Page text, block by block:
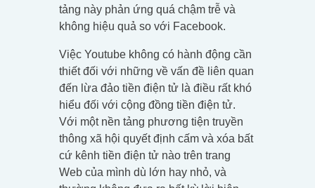
tảng này phản ứng quá chậm trễ và
không hiệu quả so với Facebook.
Việc Youtube không có hành động cần
thiết đối với những về vấn đề liên quan
đến lừa đảo tiền điện tử là điều rất khó
hiểu đối với cộng đồng tiền điện tử.
Với một nền tảng phương tiện truyền
thông xã hội quyết định cấm và xóa bất
cứ kênh tiền điện tử nào trên trang
Web của mình dù lớn hay nhỏ, và